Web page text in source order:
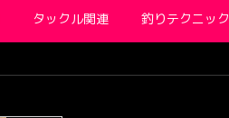
タックル関連 釣りテクニック